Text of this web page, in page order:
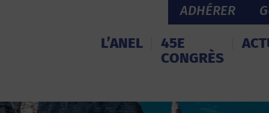
ADHÉRER
L’ANEL
45E
CONGRÈS